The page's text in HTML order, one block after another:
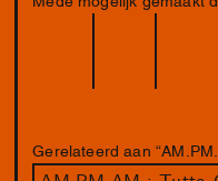
Gerelateerd aan